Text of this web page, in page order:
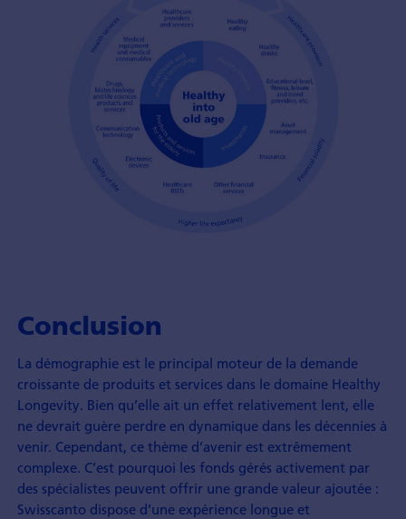
Conclusion
La démographie est le principal moteur de la demande
croissante de produits et services dans le domaine Healthy
Longevity. Bien qu’elle ait un effet relativement lent, elle
ne devrait guère perdre en dynamique dans les décennies à
venir. Cependant, ce thème d’avenir est extrêmement
complexe. C’est pourquoi les fonds gérés activement par
des spécialistes peuvent offrir une grande valeur ajoutée :
Swisscanto dispose d’une expérience longue et